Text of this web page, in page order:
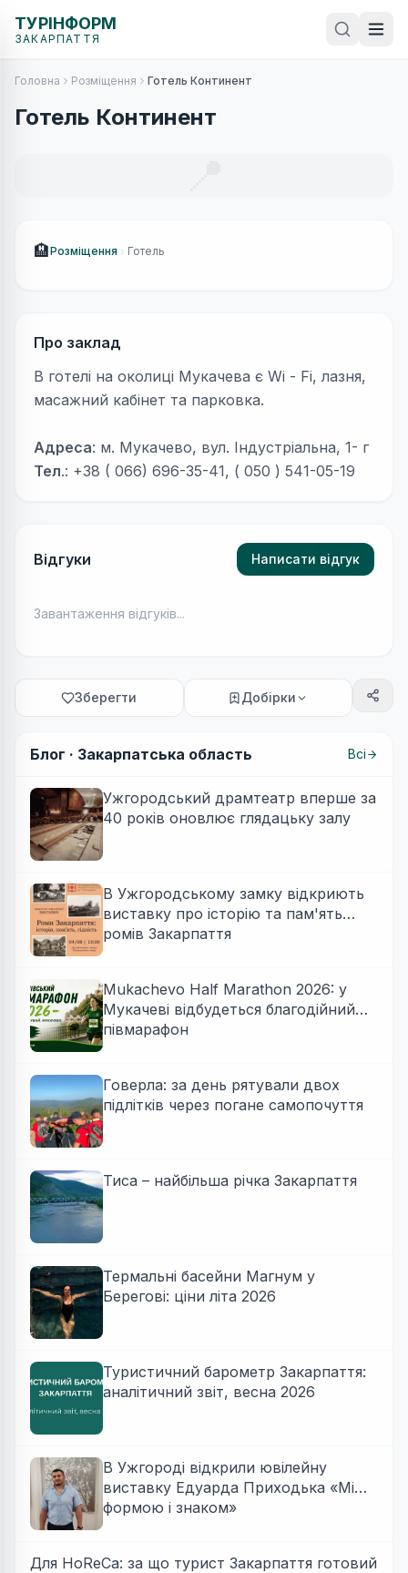
ТУРІНФОРМ
ЗАКАРПАТТЯ
Головна Розміщення Готель Континент
Готель Континент
🏨Розміщення Готель
Про заклад
В готелі на околиці Мукачева є Wi - Fi, лазня,
масажний кабінет та парковка.
Адреса: м. Мукачево, вул. Індустріальна, 1- г
Тел.: +38 ( 066) 696-35-41, ( 050 ) 541-05-19
Відгуки Написати відгук
Завантаження відгуків...
Зберегти Добірки
Блог · Закарпатська область Всі
Ужгородський драмтеатр вперше за
40 років оновлює глядацьку залу
В Ужгородському замку відкриють
виставку про історію та пам'ять
ромів Закарпаття
Mukachevo Half Marathon 2026: у
Мукачеві відбудеться благодійний
півмарафон
Говерла: за день рятували двох
підлітків через погане самопочуття
Тиса – найбільша річка Закарпаття
Термальні басейни Магнум у
Берегові: ціни літа 2026
Туристичний барометр Закарпаття:
аналітичний звіт, весна 2026
В Ужгороді відкрили ювілейну
виставку Едуарда Приходька «Між
формою і знаком»
Для HoReCa: за що турист Закарпаття готовий